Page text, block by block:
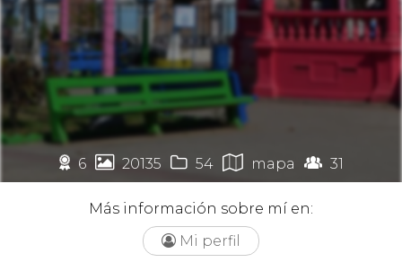
🏉 6  20135  54  mapa  31
Más información sobre mí en:
 Mi perfil